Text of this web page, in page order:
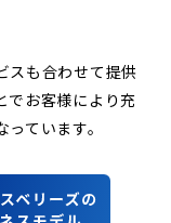
スも合わせて提供
でお客様により充
ています。